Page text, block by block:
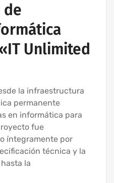
de
Unlimited
la infraestructura
permanente
en informática para
fue
íntegramente por
técnica y la
la